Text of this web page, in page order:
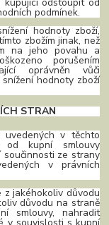
kupující odstoupit od
podmínek.
hodnoty zboží,
zbožím jinak, než
na jeho povahu a
porušením
oprávněn vůči
hodnoty zboží
STRAN
uvedených v těchto
od kupní smlouvy
ze strany
v právních
z jakéhokoliv důvodu
důvodu na straně
smlouvy, nahradit